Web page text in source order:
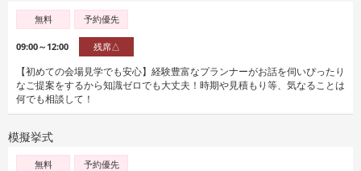
無料 予約優先
09:00～12:00 残席△
【初めての会場見学でも安心】経験豊富なプランナーがお話を伺いぴったり
なご提案をするから知識ゼロでも大丈夫！時期や見積もり等、気なることは
何でも相談して！
模擬挙式
無料 予約優先